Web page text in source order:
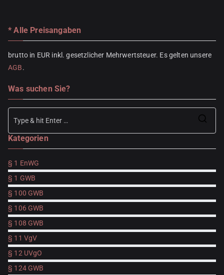
* Alle Preisangaben
brutto in EUR inkl. gesetzlicher Mehrwertsteuer. Es gelten unsere
AGB.
Was suchen Sie?
Kategorien
§ 1 EnWG
§ 1 GWB
§ 100 GWB
§ 106 GWB
§ 108 GWB
§ 11 VgV
§ 12 UVgO
§ 124 GWB